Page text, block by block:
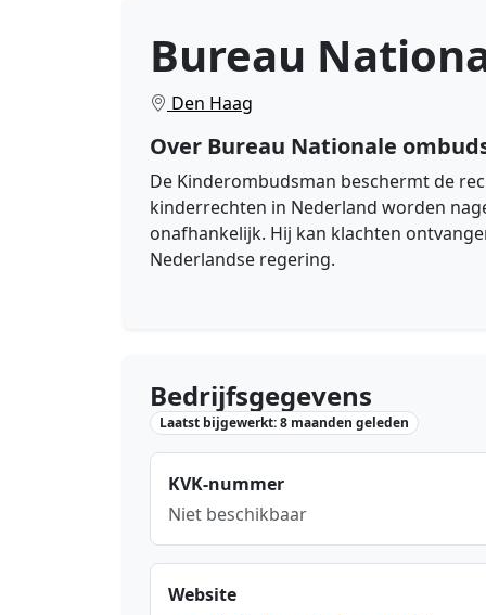
Bureau
Den Haag
Over Bureau Nationale
De Kinderombudsman beschermt de
kinderrechten in Nederland worden
onafhankelijk. Hij kan klachten
Nederlandse regering.
Bedrijfsgegevens
Laatst bijgewerkt: 8 maanden geleden
KVK-nummer
Niet beschikbaar
Website